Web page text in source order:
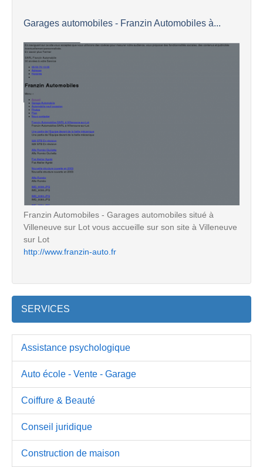
Garages automobiles - Franzin Automobiles à...
Franzin Automobiles - Garages automobiles situé à
Villeneuve sur Lot vous accueille sur son site à Villeneuve
sur Lot
http://www.franzin-auto.fr
SERVICES
Assistance psychologique
Auto école - Vente - Garage
Coiffure & Beauté
Conseil juridique
Construction de maison